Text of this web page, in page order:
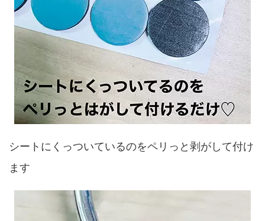
シートにくっついているのをペリっと剥がして付け
ます